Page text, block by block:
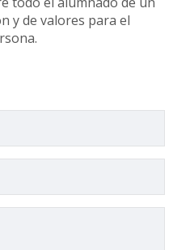
y de valores para el